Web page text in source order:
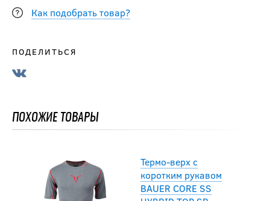
Как подобрать товар?
ПОДЕЛИТЬСЯ
ПОХОЖИЕ ТОВАРЫ
Термо-верх с
коротким рукавом
BAUER CORE SS